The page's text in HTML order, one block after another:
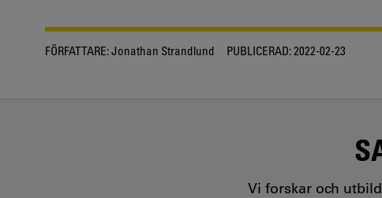
FÖRFATTARE:Jonathan Strandlund PUBLICERAD:2022-02-23
Vi forskar och